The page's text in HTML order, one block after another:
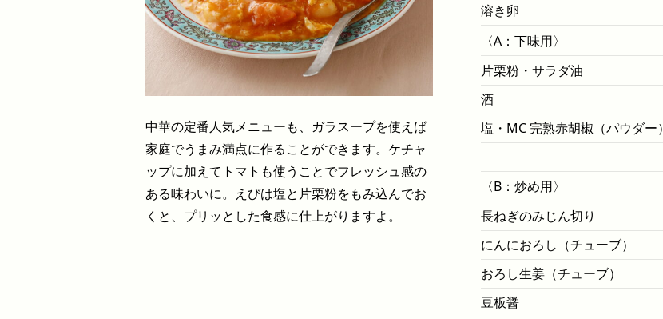
中華の定番人気メニューも、ガラスープを使えば
家庭でうまみ満点に作ることができます。ケチャ
ップに加えてトマトも使うことでフレッシュ感の
ある味わいに。えびは塩と片栗粉をもみ込んでお
くと、プリッとした食感に仕上がりますよ。
溶き卵
〈A：下味用〉
片栗粉・サラダ油
酒
塩・MC 完熟赤胡椒（パウダー）
〈B：炒め用〉
長ねぎのみじん切り
にんにおろし（チューブ）
おろし生姜（チューブ）
豆板醤